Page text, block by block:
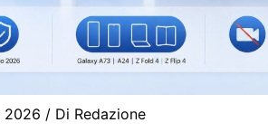
2026 / Di Redazione